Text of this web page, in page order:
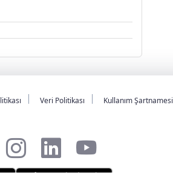
Veri Politikası Kullanım Şartnamesi